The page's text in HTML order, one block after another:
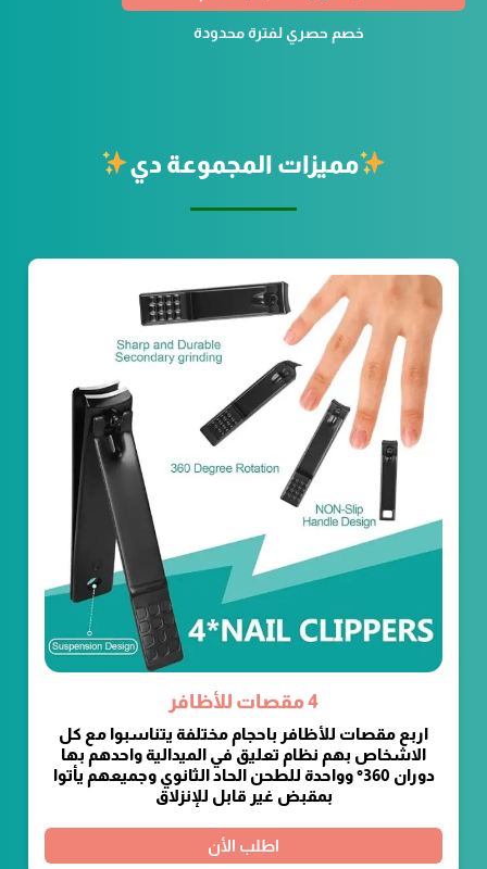
خصم حصري لفترة محدودة
مميزات المجموعة دي
4 مقصات للأظافر
اربع مقصات للأظافر باحجام مختلفة يتناسبوا مع كل
الاشخاص بهم نظام تعليق في الميدالية واحدهم بها
دوران 360° وواحدة للطحن الحاد الثانوي وجميعهم يأتوا
بمقبض غير قابل للإنزلاق
اطلب الأن